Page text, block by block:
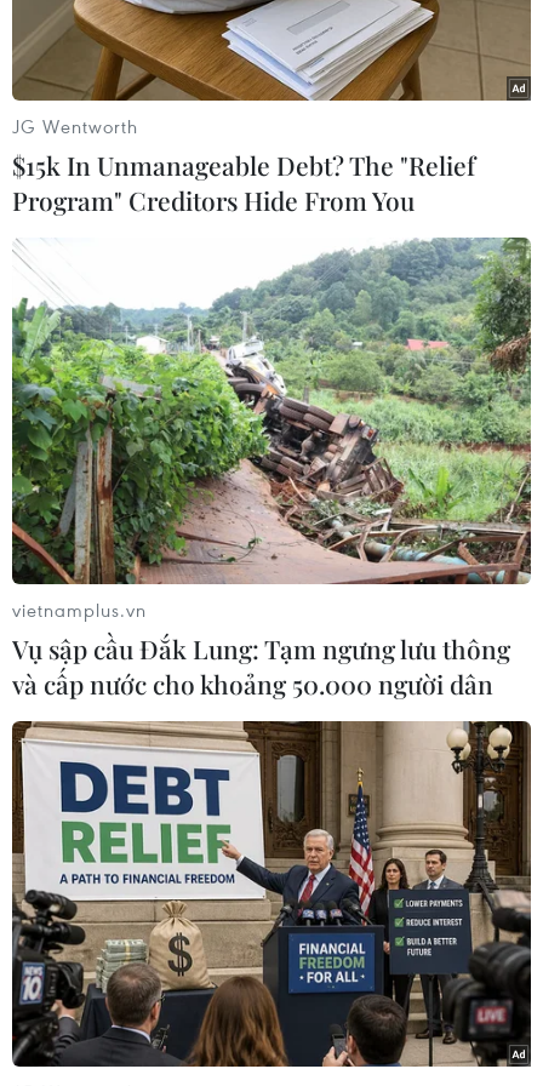
Đội tuyển Việt Nam hân hoan ăn mừng chức vô địch AFF Suzuki
Cup 2018. (Nguồn: Trọng Đạt/TTXVN)
Đội tuyển Việt Nam với thành tích duy trì mạch
trận bất bại ấn tượng ở AFF Cup 2018, tiếp tục
có mặt trong top 100 của bảng xếp hạng FIFA,
bỏ xa các đối thủ Philippines và Thái Lan. Mặc
dù không có thay đổi về mặt thứ hạng, đội tuyển
Việt Nam đã tăng 5 điểm so với tháng trước và
có 1.229 điểm. Với việc tiếp tục ở top 100, đội
tuyển Việt Nam vẫn là đội bóng có thứ hạng cao
nhất khu vực Đông Nam Á. Đứng thứ 2 là
Philippines (1.171 điểm-hạng 116) và Thái Lan
đứng thứ 3 (1.160 điểm-hạng 118).
JG Wentworth
$15k In Unmanageable Debt? The "Relief
Program" Creditors Hide From You
vietnamplus.vn
Vụ sập cầu Đắk Lung: Tạm ngưng lưu thông
và cấp nước cho khoảng 50.000 người dân